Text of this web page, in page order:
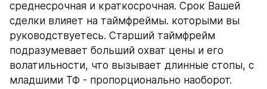
среднесрочная и краткосрочная. Срок Вашей
сделки влияет на таймфреймы. которыми вы
руководствуетесь. Старший таймфрейм
подразумевает больший охват цены и его
волатильности, что вызывает длинные стопы, с
младшими ТФ - пропорционально наоборот.